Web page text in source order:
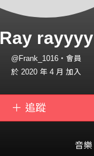
Ray rayyyy
@Frank_1016・會員
於 2020 年 4 月 加入
＋ 追蹤
音樂